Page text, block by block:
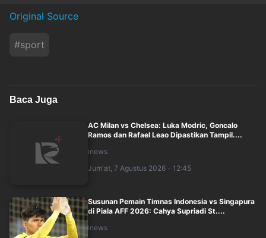
Original Source
#sport
Baca Juga
AC Milan vs Chelsea: Luka Modric, Goncalo
Ramos dan Rafael Leao Dipastikan Tampil....
inews
Jum'at, 7 Agustus 2026 - 12:45
Susunan Pemain Timnas Indonesia vs Singapura
di Piala AFF 2026: Cahya Supriadi St....
inews